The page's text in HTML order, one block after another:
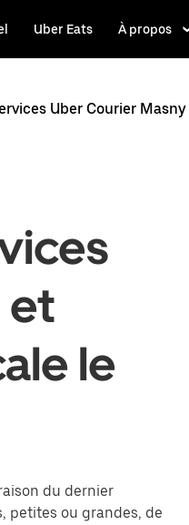
Uber Eats À propos
Uber Courier Masny
et
le
du dernier
petites ou grandes, de